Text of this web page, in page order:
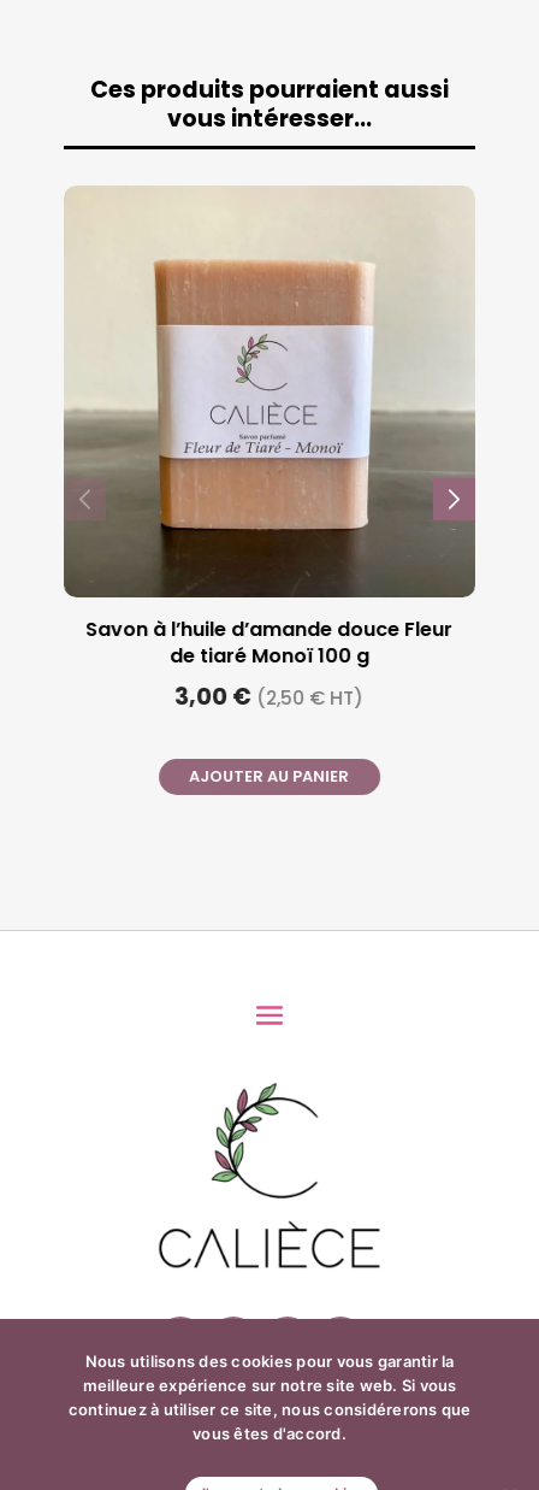
Ces produits pourraient aussi
vous intéresser…
Savon à l’huile d’amande douce Fleur
de tiaré Monoï 100 g
3,00 € (2,50 € HT)
AJOUTER AU PANIER
CRÉDITS ET MENTIONS LÉGALES
Nous utilisons des cookies pour vous garantir la
meilleure expérience sur notre site web. Si vous
continuez à utiliser ce site, nous considérerons que
vous êtes d'accord.